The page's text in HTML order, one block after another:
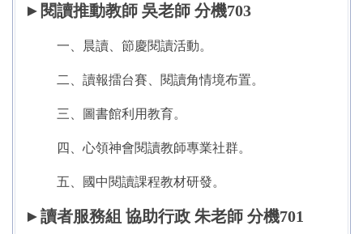
►閱讀推動教師 吳老師 分機703
一、晨讀、節慶閱讀活動。
二、讀報擂台賽、閱讀角情境布置。
三、圖書館利用教育。
四、心領神會閱讀教師專業社群。
五、國中閱讀課程教材研發。
►讀者服務組 協助行政 朱老師 分機701